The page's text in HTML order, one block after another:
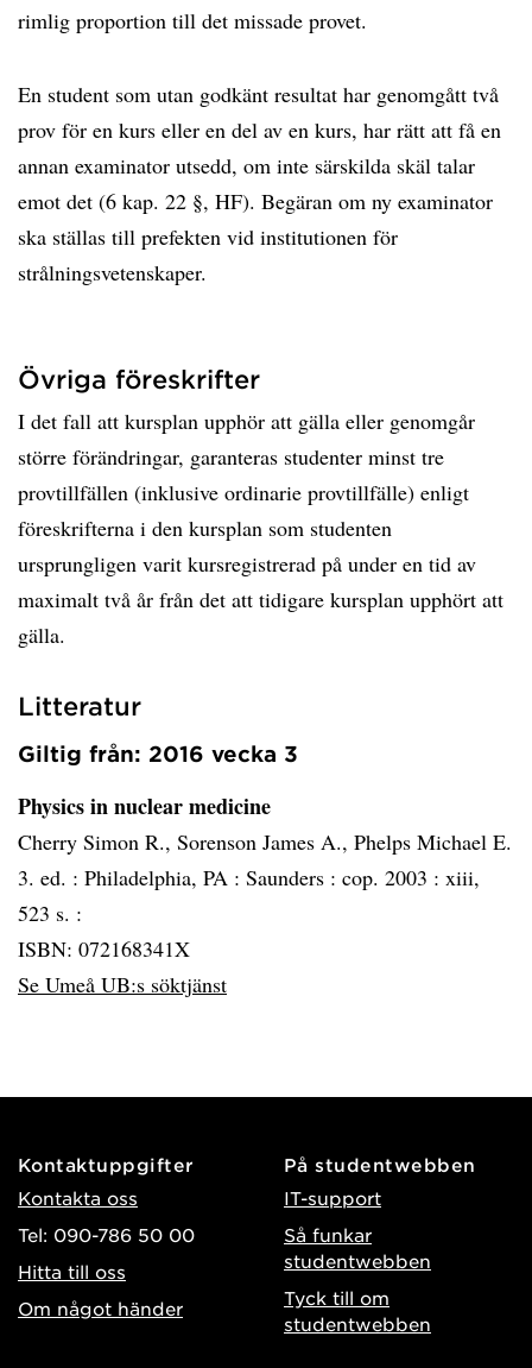
rimlig proportion till det missade provet.
En student som utan godkänt resultat har genomgått två
prov för en kurs eller en del av en kurs, har rätt att få en
annan examinator utsedd, om inte särskilda skäl talar
emot det (6 kap. 22 §, HF). Begäran om ny examinator
ska ställas till prefekten vid institutionen för
strålningsvetenskaper.
Övriga föreskrifter
I det fall att kursplan upphör att gälla eller genomgår
större förändringar, garanteras studenter minst tre
provtillfällen (inklusive ordinarie provtillfälle) enligt
föreskrifterna i den kursplan som studenten
ursprungligen varit kursregistrerad på under en tid av
maximalt två år från det att tidigare kursplan upphört att
gälla.
Litteratur
Giltig från: 2016 vecka 3
Physics in nuclear medicine
Cherry Simon R., Sorenson James A., Phelps Michael E.
3. ed. : Philadelphia, PA : Saunders : cop. 2003 : xiii,
523 s. :
ISBN: 072168341X
Se Umeå UB:s söktjänst
Kontaktuppgifter
Kontakta oss
Tel: 090-786 50 00
Hitta till oss
Om något händer
På studentwebben
IT-support
Så funkar
studentwebben
Tyck till om
studentwebben